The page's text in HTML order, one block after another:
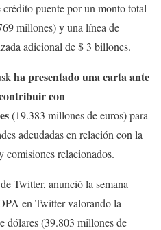
puente por un monto total
millones) y una línea de
adicional de $ 3 billones.
ha presentado una carta ante
con
(19.383 millones de euros) para
adeudadas en relación con la
comisiones relacionados.
Twitter, anunció la semana
en Twitter valorando la
dólares (39.803 millones de